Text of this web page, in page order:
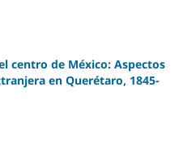
centro de México: Aspectos
en Querétaro, 1845-